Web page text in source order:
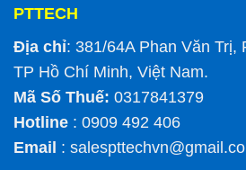
PTTECH
Địa chỉ: 381/64A Phan Văn Trị,
TP Hồ Chí Minh, Việt Nam.
Mã Số Thuế: 0317841379
Hotline : 0909 492 406
Email :